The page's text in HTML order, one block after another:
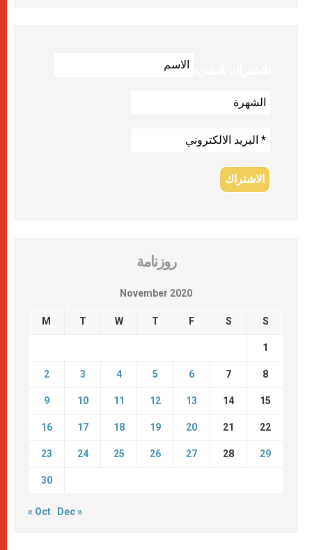
روزنامة
November 2020
M T W T F S S
1
2 3 4 5 6 7 8
9 10 11 12 13 14 15
16 17 18 19 20 21 22
23 24 25 26 27 28 29
30
« Oct Dec »